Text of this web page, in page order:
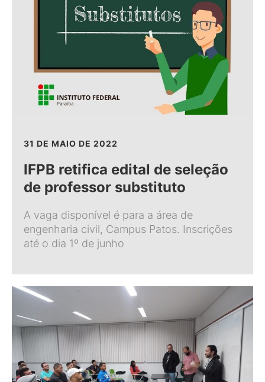
31 DE MAIO DE 2022
IFPB retifica edital de seleção
de professor substituto
A vaga disponível é para a área de
engenharia civil, Campus Patos. Inscrições
até o dia 1º de junho